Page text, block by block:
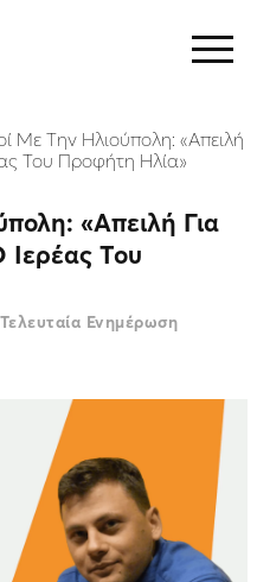
Με Την Ηλιούπολη: «Απειλή
Του Προφήτη Ηλία»
«Απειλή Για
Ιερέας Του
Τελευταία Ενημέρωση